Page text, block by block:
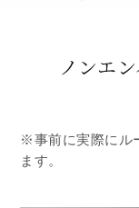
ノンエ
※事前に実際にル
ます。